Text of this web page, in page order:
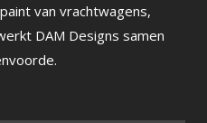
van vrachtwagens,
DAM Designs samen